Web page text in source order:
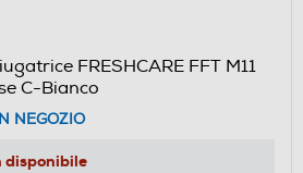
FRESHCARE FFT M11
C-Bianco
NEGOZIO
disponibile